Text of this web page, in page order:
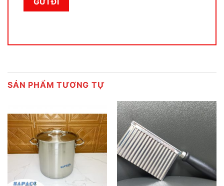
SẢN PHẨM TƯƠNG TỰ